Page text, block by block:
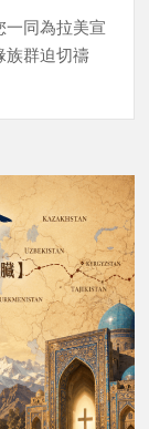
一同為拉美宣
族群迫切禱